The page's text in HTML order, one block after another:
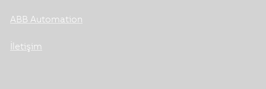
ABB Automation
İletişim